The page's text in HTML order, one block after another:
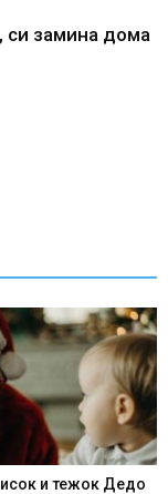
си замина дома
и тежок Дедо